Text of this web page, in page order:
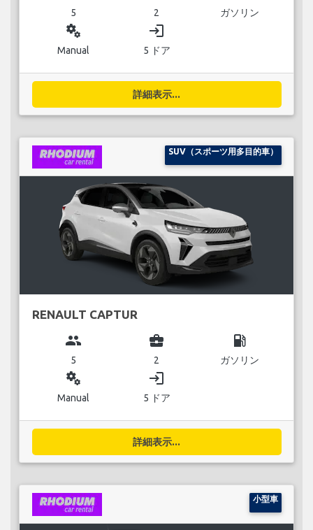
5 2 ガソリン
miscellaneous_services
Manual
login
5 ドア
詳細表示...
SUV（スポーツ用多目的車）
RENAULT CAPTUR
group
5
business_center
2
local_gas_station
ガソリン
miscellaneous_services
Manual
login
5 ドア
詳細表示...
小型車